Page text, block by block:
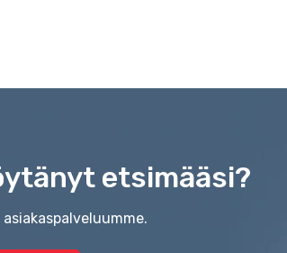
etsimääsi?